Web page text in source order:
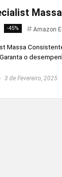
-45% Amazon
Massa
o
3 de Fevereiro, 2025